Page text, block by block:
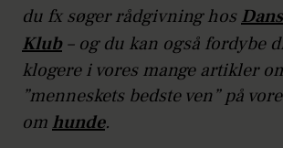
du fx søger rådgivning hos
Klub– og du kan også fordybe
klogere i vores mange artikler
”menneskets bedste ven” på
om hunde.